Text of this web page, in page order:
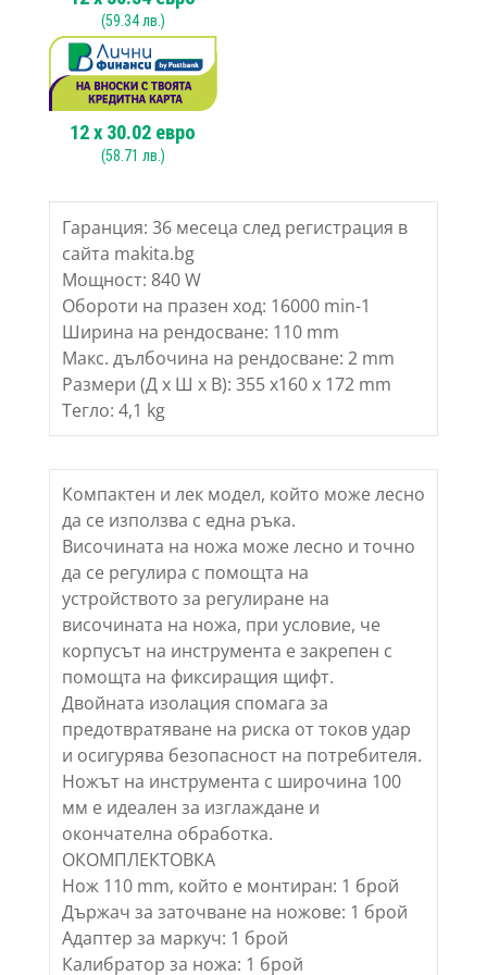
(59.34лв.)
12x 30.02 евро
(58.71 лв.)
Гаранция: 36 месеца след регистрация в
сайта makita.bg
Мощност: 840 W
Обороти на празен ход: 16000 min-1
Ширина на рендосване: 110 mm
Макс. дълбочина на рендосване: 2 mm
Размери (Д х Ш х В): 355 x160 x 172 mm
Тегло: 4,1 kg
Компактен и лек модел, който може лесно
да се използва с една ръка.
Височината на ножа може лесно и точно
да се регулира с помощта на
устройството за регулиране на
височината на ножа, при условие, че
корпусът на инструмента е закрепен с
помощта на фиксиращия щифт.
Двойната изолация спомага за
предотвратяване на риска от токов удар
и осигурява безопасност на потребителя.
Ножът на инструмента с широчина 100
мм е идеален за изглаждане и
окончателна обработка.
ОКОМПЛЕКТОВКА
Нож 110 mm, който е монтиран: 1 брой
Държач за заточване на ножове: 1 брой
Адаптер за маркуч: 1 брой
Калибратор за ножа: 1 брой